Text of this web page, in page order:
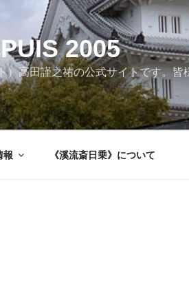
2005
高田謹之祐の公式サイトです。皆
報 《溪流斎日乗》について